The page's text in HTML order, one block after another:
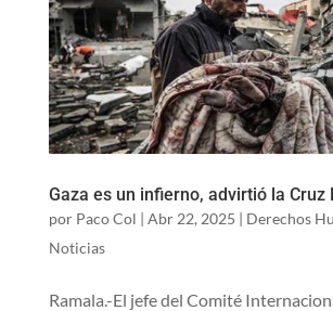
Gaza es un infierno, advirtió la Cruz
por Paco Col | Abr 22, 2025 | Derechos
Noticias
Ramala.-El jefe del Comité